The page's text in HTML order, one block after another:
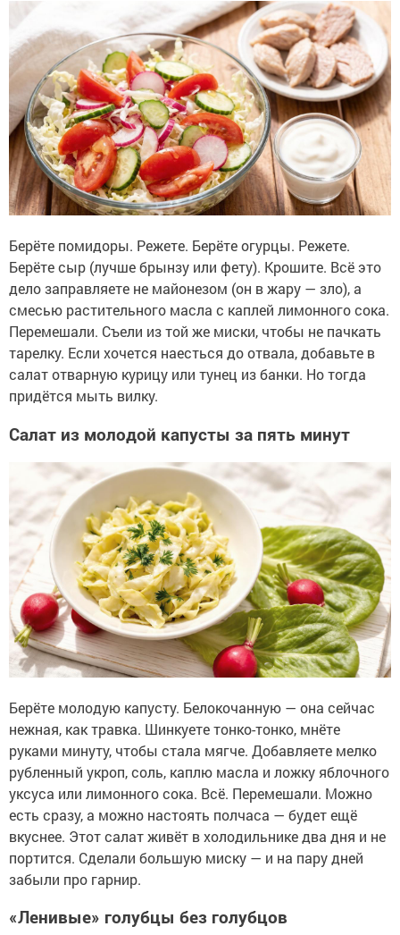
Берёте помидоры. Режете. Берёте огурцы. Режете.
Берёте сыр (лучше брынзу или фету). Крошите. Всё это
дело заправляете не майонезом (он в жару — зло), а
смесью растительного масла с каплей лимонного сока.
Перемешали. Съели из той же миски, чтобы не пачкать
тарелку. Если хочется наесться до отвала, добавьте в
салат отварную курицу или тунец из банки. Но тогда
придётся мыть вилку.
Салат из молодой капусты за пять минут
Берёте молодую капусту. Белокочанную — она сейчас
нежная, как травка. Шинкуете тонко-тонко, мнёте
руками минуту, чтобы стала мягче. Добавляете мелко
рубленный укроп, соль, каплю масла и ложку яблочного
уксуса или лимонного сока. Всё. Перемешали. Можно
есть сразу, а можно настоять полчаса — будет ещё
вкуснее. Этот салат живёт в холодильнике два дня и не
портится. Сделали большую миску — и на пару дней
забыли про гарнир.
«Ленивые» голубцы без голубцов